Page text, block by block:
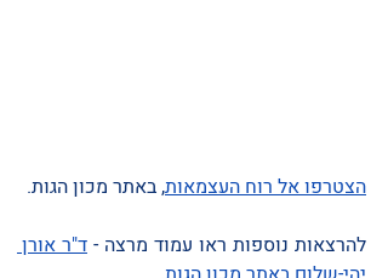
הצטרפו אל רוח העצמאות, באתר מכון הגות.
להרצאות נוספות ראו עמוד מרצה -